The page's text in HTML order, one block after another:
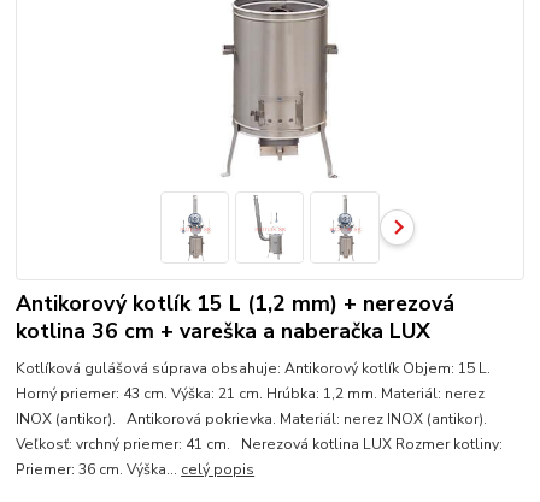
Antikorový kotlík 15 L (1,2 mm) + nerezová
kotlina 36 cm + vareška a naberačka LUX
Kotlíková gulášová súprava obsahuje: Antikorový kotlík Objem: 15 L.
Horný priemer: 43 cm. Výška: 21 cm. Hrúbka: 1,2 mm. Materiál: nerez
INOX (antikor). Antikorová pokrievka. Materiál: nerez INOX (antikor).
Veľkosť: vrchný priemer: 41 cm. Nerezová kotlina LUX Rozmer kotliny:
Priemer: 36 cm. Výška... celý popis